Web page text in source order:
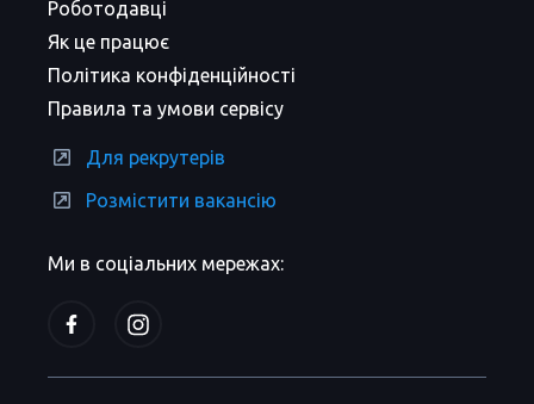
Ми в соціальних мережах:
Роботодавці
Як це працює
Політика конфіденційності
Правила та умови сервісу
Для рекрутерів
Розмістити вакансію